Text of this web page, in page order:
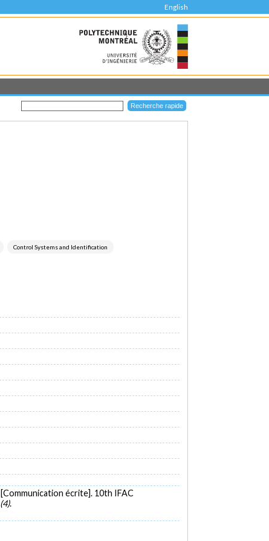
English
Control Systems and Identification
[Communication écrite]. 10th IFAC
(4).